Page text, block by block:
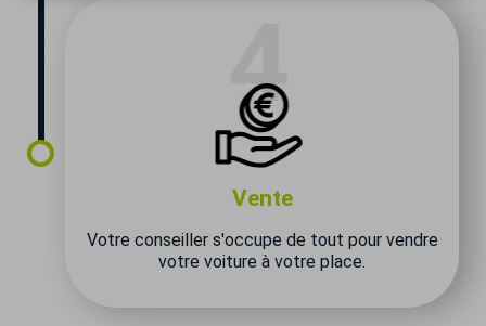
Vente
Votre conseiller s'occupe de tout pour vendre
votre voiture à votre place.